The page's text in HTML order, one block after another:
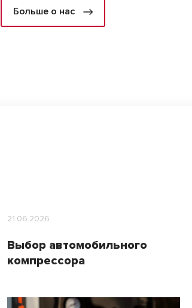
Больше о нас
21.06.2026
Выбор автомобильного
компрессора